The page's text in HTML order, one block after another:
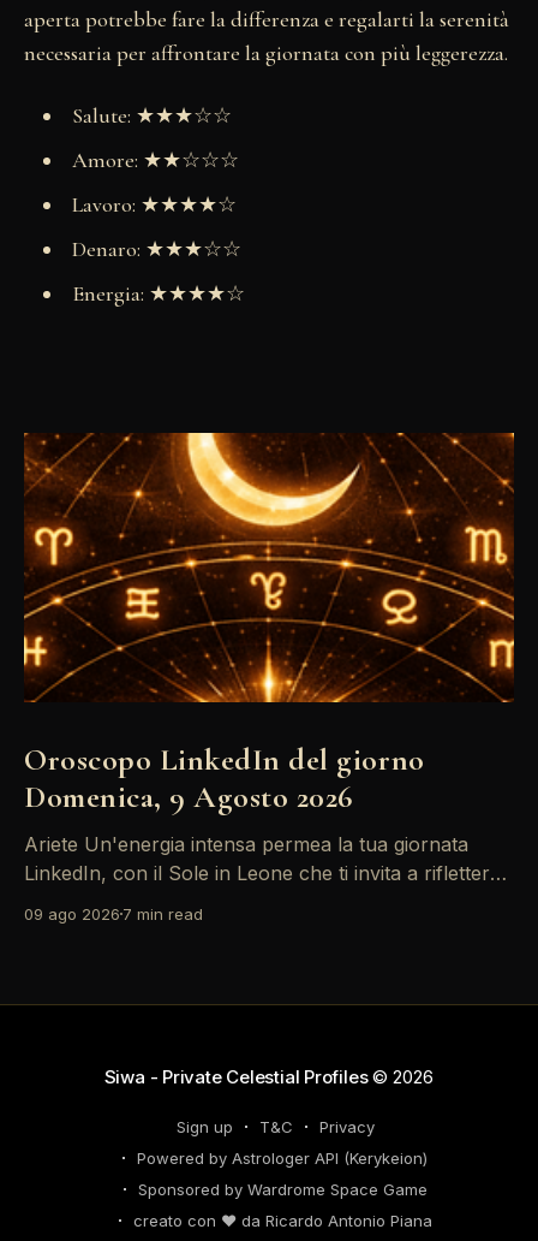
aperta potrebbe fare la differenza e regalarti la serenità
necessaria per affrontare la giornata con più leggerezza.
Salute: ★★★☆☆
Amore: ★★☆☆☆
Lavoro: ★★★★☆
Denaro: ★★★☆☆
Energia: ★★★★☆
Oroscopo LinkedIn del giorno
Domenica, 9 Agosto 2026
Ariete Un'energia intensa permea la tua giornata
LinkedIn, con il Sole in Leone che ti invita a riflettere
dalla Luna in Gemelli, possono generare interazioni
09 ago 2026 7 min read
Siwa - Private Celestial Profiles© 2026
Sign up T&C
Privacy
Powered by Astrologer API (Kerykeion)
Sponsored by Wardrome Space Game
creato con ❤️ da Ricardo Antonio Piana